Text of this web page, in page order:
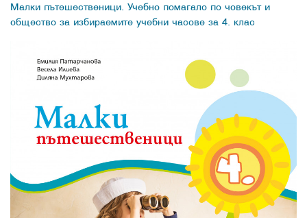
Малки пътешественици. Учебно помагало по човекът и
общество за избираемите учебни часове за 4. клас